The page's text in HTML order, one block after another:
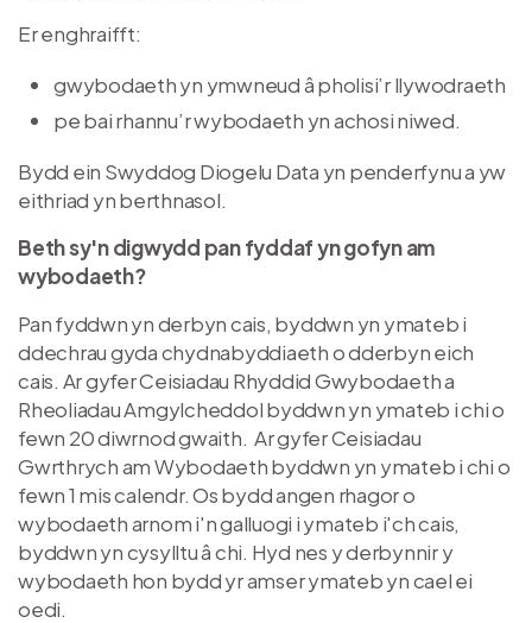
Er enghraifft:
gwybodaeth yn ymwneud â pholisi’r llywodraeth
pe bai rhannu’r wybodaeth yn achosi niwed.
Bydd ein Swyddog Diogelu Data yn penderfynu a yw
eithriad yn berthnasol.
Beth sy'n digwydd pan fyddaf yn gofyn am
wybodaeth?
Pan fyddwn yn derbyn cais, byddwn yn ymateb i
ddechrau gyda chydnabyddiaeth o dderbyn eich
cais. Ar gyfer Ceisiadau Rhyddid Gwybodaeth a
Rheoliadau Amgylcheddol byddwn yn ymateb i chi o
fewn 20 diwrnod gwaith. Ar gyfer Ceisiadau
Gwrthrych am Wybodaeth byddwn yn ymateb i chi o
fewn 1 mis calendr. Os bydd angen rhagor o
wybodaeth arnom i'n galluogi i ymateb i'ch cais,
byddwn yn cysylltu â chi. Hyd nes y derbynnir y
wybodaeth hon bydd yr amser ymateb yn cael ei
oedi.